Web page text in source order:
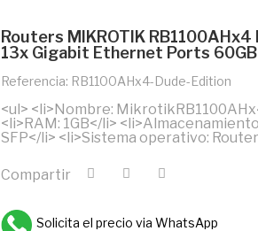
Routers MIKROTIK
13x Gigabit Ethernet Ports 60GB
Referencia: RB1100AHx4-Dude-Edition
<ul> <li>Nombre:
<li>RAM: 1GB</li>
SFP</li> <li>Sistema operativo:
Compartir
Solicita el precio via WhatsApp